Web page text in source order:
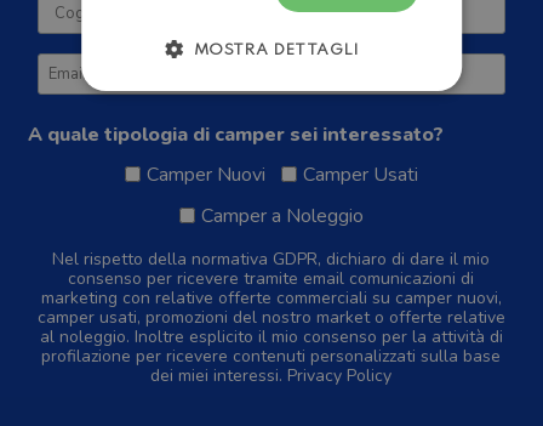
A quale tipologia di camper sei interessato?
Camper Nuovi
Camper Usati
Camper a Noleggio
Nel rispetto della normativa GDPR, dichiaro di dare il mio
consenso per ricevere tramite email comunicazioni di
marketing con relative offerte commerciali su camper nuovi,
camper usati, promozioni del nostro market o offerte relative
al noleggio. Inoltre esplicito il mio consenso per la attività di
profilazione per ricevere contenuti personalizzati sulla base
dei miei interessi. Privacy Policy
MOSTRA DETTAGLI